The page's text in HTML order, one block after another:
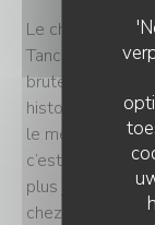
Le chef Louis
Tanchoux et
brute, pointue et
histoire de
le même point
c’est la
plus jeune, et
chez sa frangine